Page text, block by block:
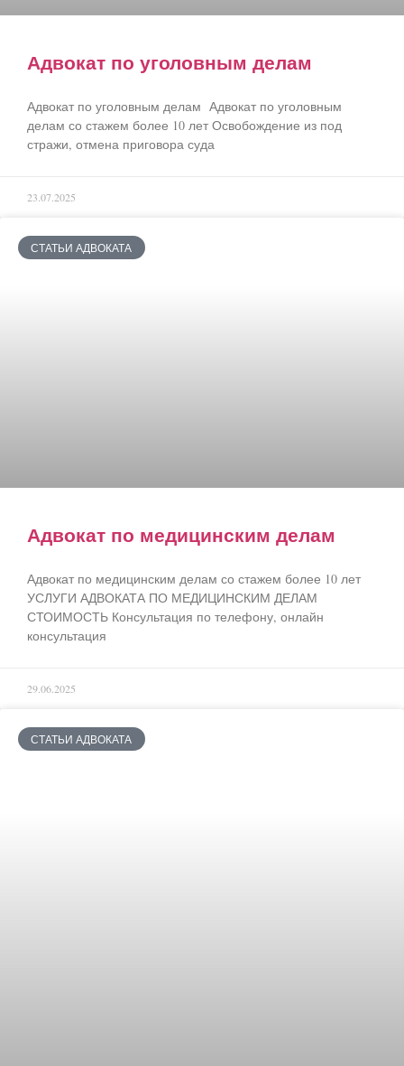
Адвокат по уголовным делам
Адвокат по уголовным делам Адвокат по уголовным
делам со стажем более 10 лет Освобождение из под
стражи, отмена приговора суда
23.07.2025
СТАТЬИ АДВОКАТА
Адвокат по медицинским делам
Адвокат по медицинским делам со стажем более 10 лет
УСЛУГИ АДВОКАТА ПО МЕДИЦИНСКИМ ДЕЛАМ
СТОИМОСТЬ Консультация по телефону, онлайн
консультация
29.06.2025
СТАТЬИ АДВОКАТА